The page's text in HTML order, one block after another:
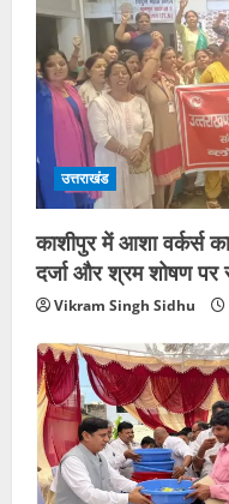
उत्तराखंड
काशीपुर में आशा वर्कर्स
दर्जा और श्रम शोषण पर
Vikram Singh Sidhu